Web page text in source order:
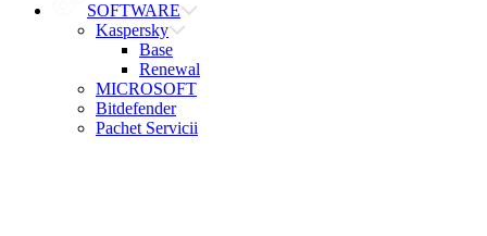
SOFTWARE
Kaspersky
Base
Renewal
MICROSOFT
Bitdefender
Pachet Servicii